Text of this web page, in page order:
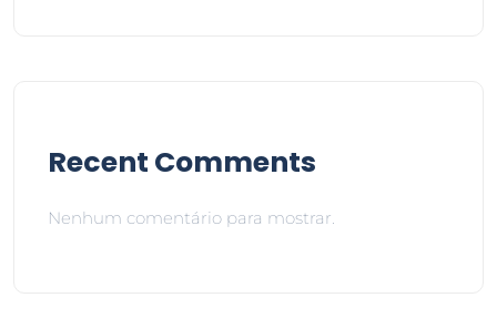
Recent Comments
Nenhum comentário para mostrar.